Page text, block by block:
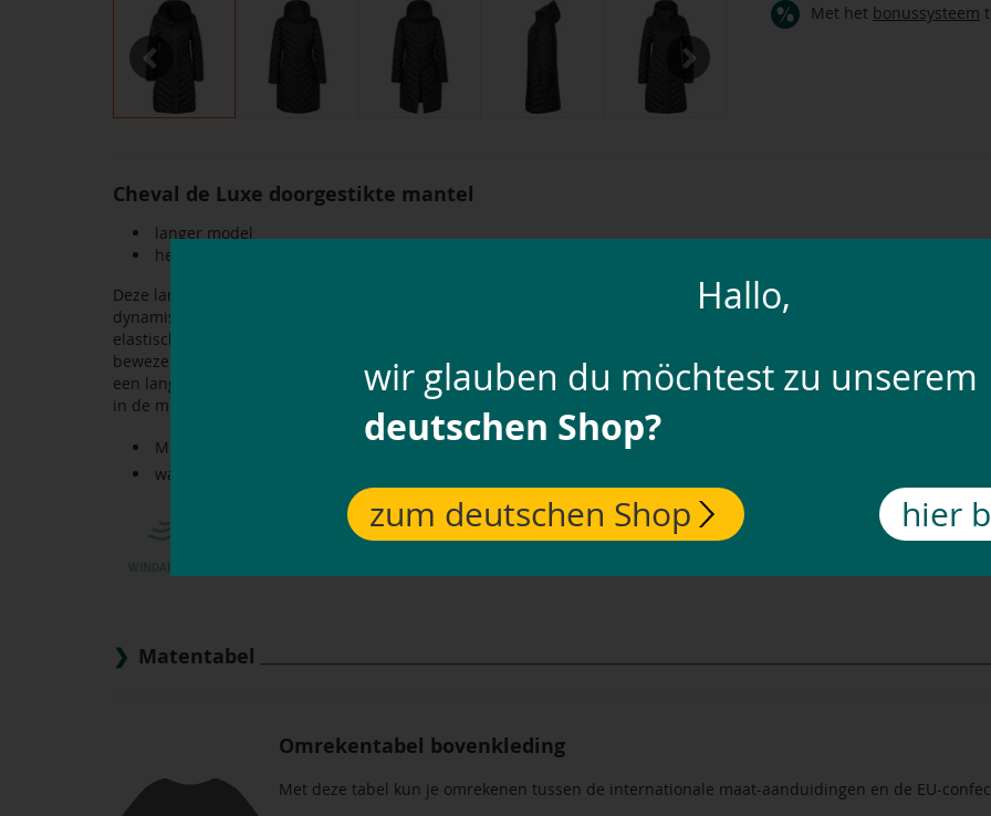
Previous Next
Met het bonussysteem
Cheval de Luxe doorgestikte mantel
langer model
heerlijk warm
Deze lange, getailleerde jas van Cheval de Luxe is de ideale keuze voor de winter. De combinatie van water- en
dynamische gewatteerde panelen houdt je behaaglijk en warm en slaat een goed figuur. De lengte onder de knie
elastische manchetten helpen om de warmte vast te houden. De met fleece gevoerde opstaande kraag en de
bewezen kenmerken. Ontworpen door ruiters voor ruiters, heeft de jas een interne taille met trekkoord, een
een lange ritssluiting middenachter en beenlussen - zodat hij perfect past, zelfs tijdens het rijden en je niet beperkt
in de met fleece gevoerde ritszakken, waar je ook waardevolle spullen veilig kunt opbergen in de binnenzak.
Materiaal: 100 % polyester
wasbaar tot 30 °C
Matentabel
Omrekentabel bovenkleding
Met deze tabel kun je omrekenen tussen de internationale maat-aanduidingen en de EU-
Hallo,
wir glauben du möchtest zu unserem
deutschen Shop?
zum deutschen Shop hier